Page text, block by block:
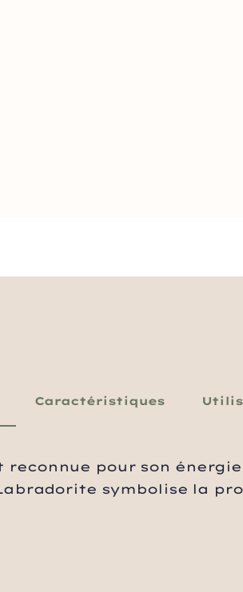
Caractéristiques
reconnue pour son
symbolise la